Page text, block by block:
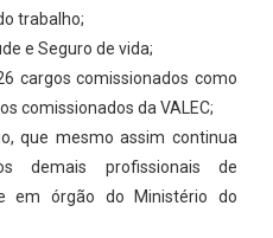
trabalho;
e Seguro de vida;
cargos comissionados como
comissionados da VALEC;
que mesmo assim continua
demais profissionais de
em órgão do Ministério do